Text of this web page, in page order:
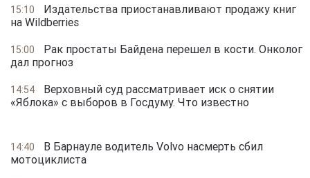
15:10
Издательства приостанавливают продажу книг
на Wildberries
15:00
Рак простаты Байдена перешел в кости. Онколог
дал прогноз
14:54
Верховный суд рассматривает иск о снятии
«Яблока» с выборов в Госдуму. Что известно
14:40
В Барнауле водитель Volvo насмерть сбил
мотоциклиста